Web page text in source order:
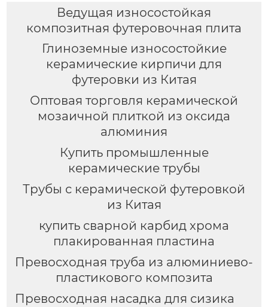
Ведущая износостойкая
композитная футеровочная плита
Глиноземные износостойкие
керамические кирпичи для
футеровки из Китая
Оптовая торговля керамической
мозаичной плиткой из оксида
алюминия
Купить промышленные
керамические трубы
Трубы с керамической футеровкой
из Китая
купить сварной карбид хрома
плакированная пластина
Превосходная труба из алюминиево-
пластикового композита
Превосходная насадка для сизика